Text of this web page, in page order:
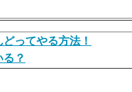
ってやる方法！
？